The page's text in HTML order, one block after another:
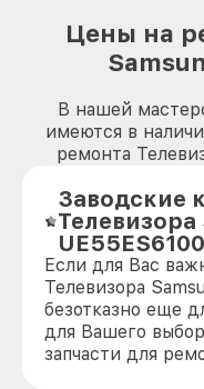
Цены на
В нашей
имеются в
ремонта
Заводские
Телевизора
UE55ES6100
Если для Вас
Телевизора
безотказно еще
для Вашего
запчасти для